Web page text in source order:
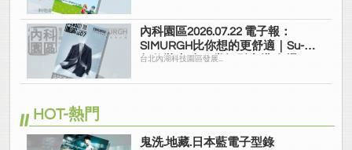
內科園區2026.07.22 電子報：
SIMURGH比你想的更舒適｜Su-Si
舒仕裝 都會日常輕鬆穿搭 免燙可
台北內湖科技園區發展...
HOT-熱門
鬼洗.地藏.日本藍電子型錄